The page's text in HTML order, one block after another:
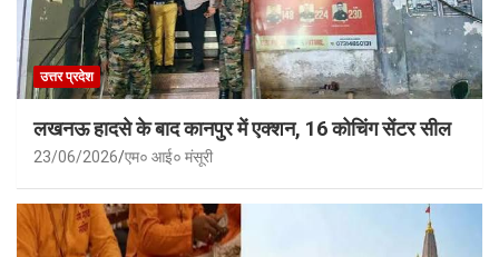
उत्तर प्रदेश
लखनऊ हादसे के बाद कानपुर में एक्शन, 16 कोचिंग सेंटर सील
23/06/2026 एम० आई० मंसूरी